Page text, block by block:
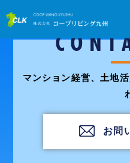
マンション経営、土地
お問